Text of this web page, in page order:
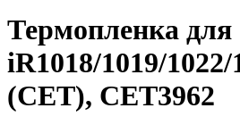
Термопленка
iR1018/1019/1022/
(CET), CET3962